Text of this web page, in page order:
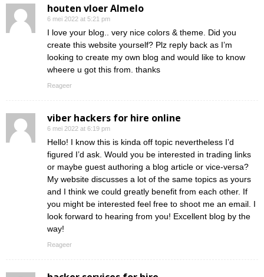
houten vloer Almelo
6 mei 2022 at 5:21 pm
I love your blog.. very nice colors & theme. Did you
create this website yourself? Plz reply back as I’m
looking to create my own blog and would like to know
wheere u got this from. thanks
Reageer
viber hackers for hire online
6 mei 2022 at 6:19 pm
Hello! I know this is kinda off topic nevertheless I’d
figured I’d ask. Would you be interested in trading links
or maybe guest authoring a blog article or vice-versa?
My website discusses a lot of the same topics as yours
and I think we could greatly benefit from each other. If
you might be interested feel free to shoot me an email. I
look forward to hearing from you! Excellent blog by the
way!
Reageer